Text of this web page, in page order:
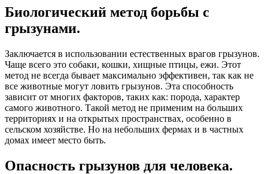
Биологический метод борьбы с
грызунами.
Заключается в использовании естественных врагов грызунов.
Чаще всего это собаки, кошки, хищные птицы, ежи. Этот
метод не всегда бывает максимально эффективен, так как не
все животные могут ловить грызунов. Эта способность
зависит от многих факторов, таких как: порода, характер
самого животного. Такой метод не применим на больших
территориях и на открытых пространствах, особенно в
сельском хозяйстве. Но на небольших фермах и в частных
домах имеет место быть.
Опасность грызунов для человека.